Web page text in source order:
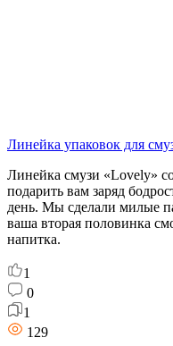
Линейка упаковок для
Линейка смузи «Lovely»
подарить вам заряд
день. Мы сделали милые
ваша вторая половинка
напитка.
1
0
1
129